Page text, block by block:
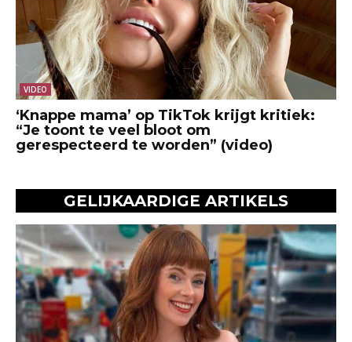
VIDEO
‘Knappe mama’ op TikTok krijgt kritiek:
“Je toont te veel bloot om
gerespecteerd te worden” (video)
GELIJKAARDIGE ARTIKELS